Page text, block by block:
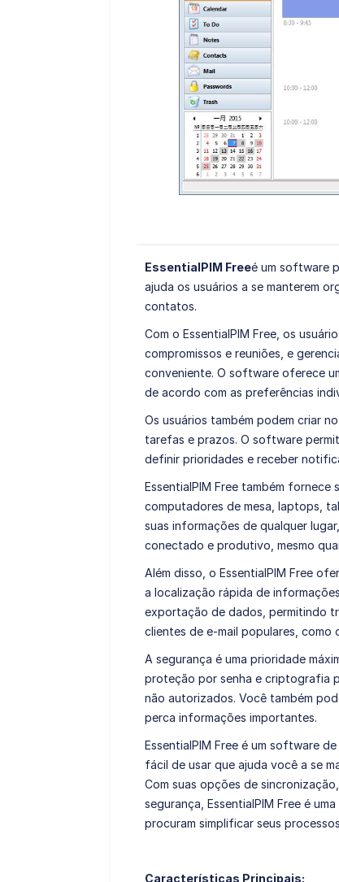
EssentialPIM Freeé um software
ajuda os usuários a se manterem
contatos.
Com o EssentialPIM Free, os
compromissos e reuniões, e
conveniente. O software oferece
de acordo com as preferências
Os usuários também podem criar
tarefas e prazos. O software
definir prioridades e receber
EssentialPIM Free também
computadores de mesa, laptops,
suas informações de qualquer
conectado e produtivo, mesmo
Além disso, o EssentialPIM Free
a localização rápida de
exportação de dados, permitindo
clientes de e-mail populares,
A segurança é uma prioridade
proteção por senha e criptografia
não autorizados. Você também
perca informações importantes.
EssentialPIM Free é um software
fácil de usar que ajuda você a se
Com suas opções de
segurança, EssentialPIM Free é
procuram simplificar seus
Características Principais: